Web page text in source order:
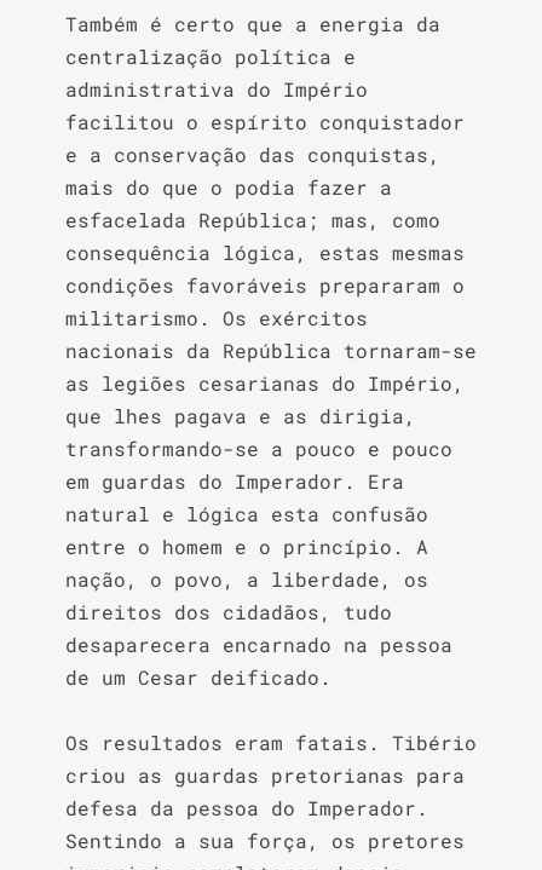
Também é certo que a energia da
centralização política e
administrativa do Império
facilitou o espírito conquistador
e a conservação das conquistas,
mais do que o podia fazer a
esfacelada República; mas, como
consequência lógica, estas mesmas
condições favoráveis prepararam o
militarismo. Os exércitos
nacionais da República tornaram-se
as legiões cesarianas do Império,
que lhes pagava e as dirigia,
transformando-se a pouco e pouco
em guardas do Imperador. Era
natural e lógica esta confusão
entre o homem e o princípio. A
nação, o povo, a liberdade, os
direitos dos cidadãos, tudo
desaparecera encarnado na pessoa
de um Cesar deificado.
Os resultados eram fatais. Tibério
criou as guardas pretorianas para
defesa da pessoa do Imperador.
Sentindo a sua força, os pretores